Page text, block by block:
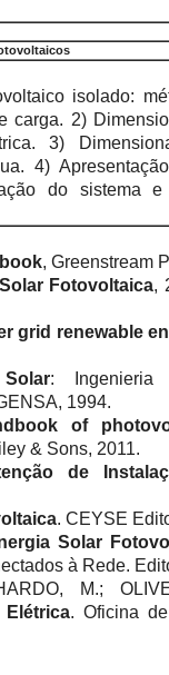
isolado:
carga. 2)
3)
4)
do sistema e
, Greenstream
Fotovoltaica,
grid renewable
: Ingenieria
1994.
of
& Sons, 2011.
de
. CEYSE
Solar
à Rede.
M.;
. Oficina